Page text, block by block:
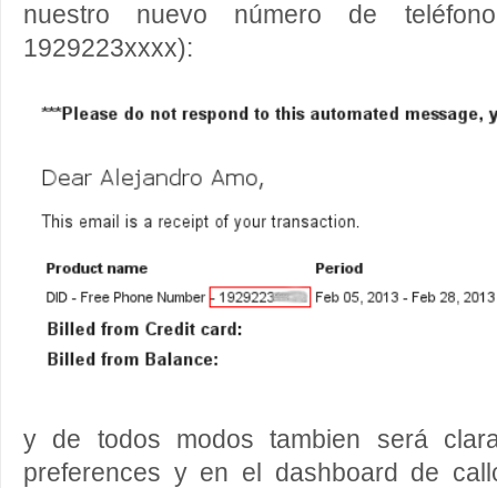
nuestro nuevo número de
1929223xxxx):
y de todos modos tambien será
preferences y en el dashboard de